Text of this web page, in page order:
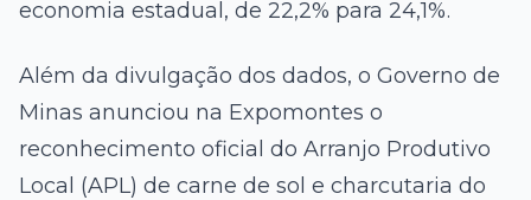
economia estadual, de 22,2% para 24,1%.
Além da divulgação dos dados, o Governo de
Minas anunciou na Expomontes o
reconhecimento oficial do Arranjo Produtivo
Local (APL) de carne de sol e charcutaria do